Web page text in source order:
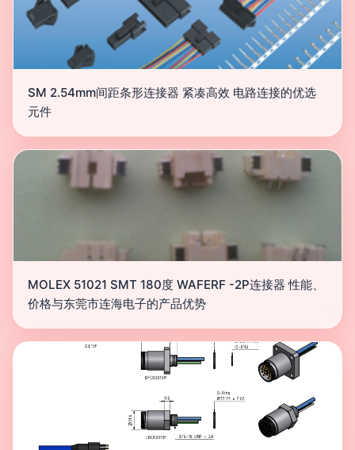
SM 2.54mm间距条形连接器 紧凑高效 电路连接的优选
元件
MOLEX 51021 SMT 180度 WAFERF -2P连接器 性能、
价格与东莞市连海电子的产品优势